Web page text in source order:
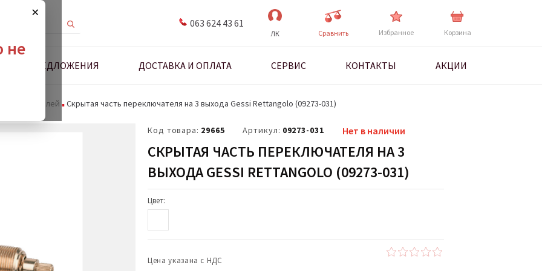
×
не
063 624 43 61
ЛК Cравнить Избранное Корзина
ПРЕДЛОЖЕНИЯ ДОСТАВКА И ОПЛАТА СЕРВИС КОНТАКТЫ АКЦИИ
смесителей Скрытая часть переключателя на 3 выхода Gessi Rettangolo (09273-031)
Код товара: 29665 Артикул: 09273-031 Нет в наличии
СКРЫТАЯ ЧАСТЬ ПЕРЕКЛЮЧАТЕЛЯ НА 3
ВЫХОДА GESSI RETTANGOLO (09273-031)
Цвет:
Цена указана с НДС